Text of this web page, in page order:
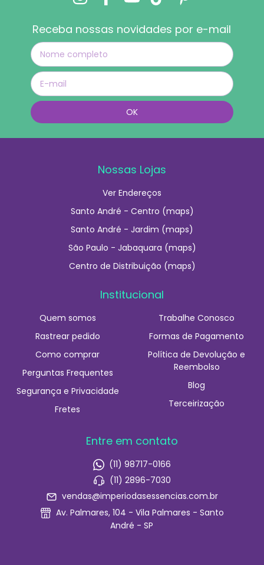
Receba nossas novidades por e-mail
Nossas Lojas
Ver Endereços
Santo André - Centro (maps)
Santo André - Jardim (maps)
São Paulo - Jabaquara (maps)
Centro de Distribuição (maps)
Institucional
Quem somos
Rastrear pedido
Como comprar
Perguntas Frequentes
Segurança e Privacidade
Fretes
Trabalhe Conosco
Formas de Pagamento
Política de Devolução e
Reembolso
Blog
Terceirização
Entre em contato
(11) 98717-0166
(11) 2896-7030
vendas@imperiodasessencias.com.br
Av. Palmares, 104 - Vila Palmares - Santo
André - SP